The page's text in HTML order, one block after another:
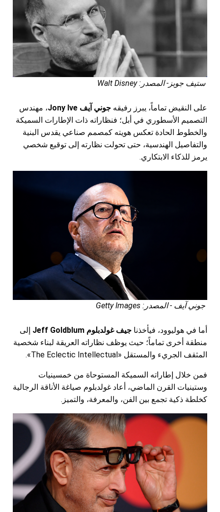
ستيف جوبز- المصدر: Walt Disney
على النقيض تماماً، يبرز رفيقه جوني آيف Jony Ive
، مهندس
التصميم الأسطوري في أبل؛ فنظاراته ذات الإطارات السميكة
والخطوط الحادة تعكس هويته كمصمم صناعي يقدس البنية
والتفاصيل الهندسية، حتى تحولت نظارته إلى توقيع شخصي
يرمز للذكاء الابتكاري.
جوني آيف - المصدر: Getty Images
أما في هوليوود، فيأخذنا جيف غولدبلوم Jeff Goldblum
إلى
منطقة أخرى تماماً؛ حيث يوظف نظاراته العريقة لبناء شخصية
المثقف الجريء والمستقل «The Eclectic Intellectual».
فمن خلال إطاراته السميكة المستوحاة من خمسينيات
وستينيات القرن الماضي، أعاد غولدبلوم صياغة الأناقة الرجالية
كخلطة ذكية تجمع بين الفن، والمعرفة، والتميز.